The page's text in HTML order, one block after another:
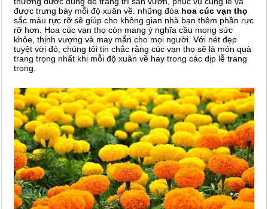
được trưng bày mỗi độ xuân về. những đóa hoa cúc vạn thọ
sắc màu rực rỡ sẽ giúp cho không gian nhà bạn thêm phần rực
rỡ hơn. Hoa cúc vạn thọ còn mang ý nghĩa cầu mong sức
khỏe, thịnh vượng và may mắn cho mọi người. Với nét đẹp
tuyệt vời đó, chúng tôi tin chắc rằng cúc vạn thọ sẽ là món quà
trang trọng nhất khi mỗi độ xuân về hay trong các dịp lễ trang
trọng.